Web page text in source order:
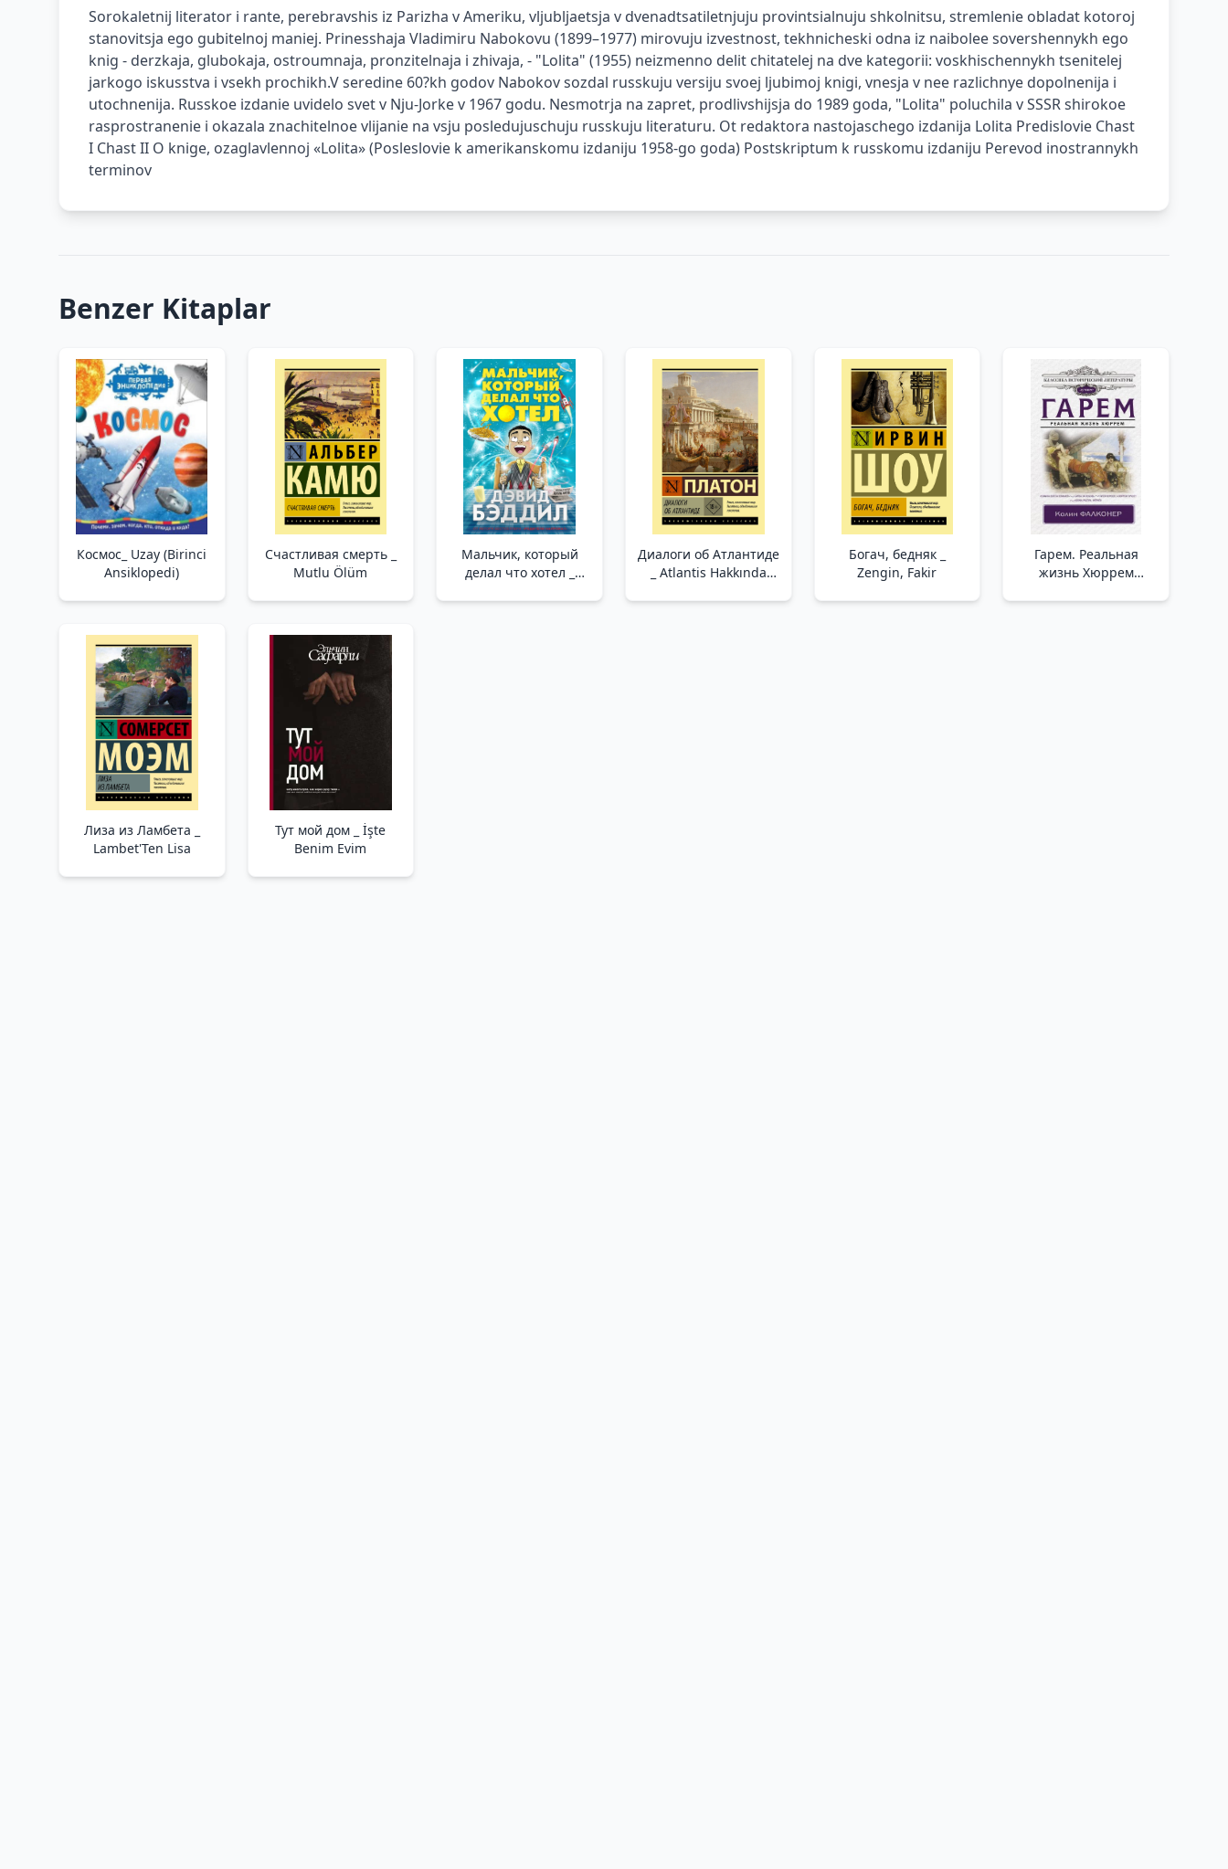
Sorokaletnij literator i rante, perebravshis iz Parizha v Ameriku, vljubljaetsja v dvenadtsatiletnjuju provintsialnuju shkolnitsu, stremlenie obladat kotoroj
stanovitsja ego gubitelnoj maniej. Prinesshaja Vladimiru Nabokovu (1899–1977) mirovuju izvestnost, tekhnicheski odna iz naibolee sovershennykh ego
knig - derzkaja, glubokaja, ostroumnaja, pronzitelnaja i zhivaja, - "Lolita" (1955) neizmenno delit chitatelej na dve kategorii: voskhischennykh tsenitelej
jarkogo iskusstva i vsekh prochikh.V seredine 60?kh godov Nabokov sozdal russkuju versiju svoej ljubimoj knigi, vnesja v nee razlichnye dopolnenija i
utochnenija. Russkoe izdanie uvidelo svet v Nju-Jorke v 1967 godu. Nesmotrja na zapret, prodlivshijsja do 1989 goda, "Lolita" poluchila v SSSR shirokoe
rasprostranenie i okazala znachitelnoe vlijanie na vsju posledujuschuju russkuju literaturu. Ot redaktora nastojaschego izdanija Lolita Predislovie Chast
I Chast II O knige, ozaglavlennoj «Lolita» (Posleslovie k amerikanskomu izdaniju 1958-go goda) Postskriptum k russkomu izdaniju Perevod inostrannykh
terminov
Benzer Kitaplar
Космос_ Uzay (Birinci
Ansiklopedi)
Счастливая смерть _
Mutlu Ölüm
Мальчик, который
делал что хотел _
Диалоги об Атлантиде
_ Atlantis Hakkında
Богач, бедняк _
Zengin, Fakir
Гарем. Реальная
жизнь Хюррем
Лиза из Ламбета _
Lambet'Ten Lisa
Тут мой дом _ İşte
Benim Evim